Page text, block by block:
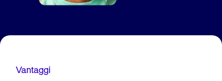
Vantaggi